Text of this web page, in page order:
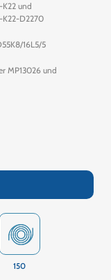
K22 und
K22-D2270
16L5/5
MP13026 und
150